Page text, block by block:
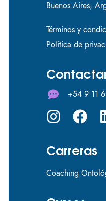
Buenos Aires,
Términos y
Política de
+54 9 11
Carreras
Coaching